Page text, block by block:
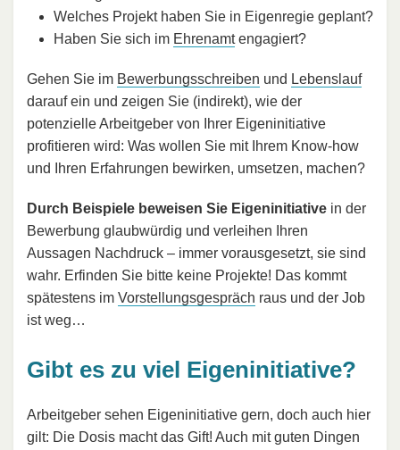
Welches Projekt haben Sie in Eigenregie geplant?
Haben Sie sich im Ehrenamtengagiert?
Gehen Sie im Bewerbungsschreiben und Lebenslauf
darauf ein und zeigen Sie (indirekt), wie der
potenzielle Arbeitgeber von Ihrer Eigeninitiative
profitieren wird: Was wollen Sie mit Ihrem Know-how
und Ihren Erfahrungen bewirken, umsetzen, machen?
Durch Beispiele beweisen Sie Eigeninitiative in der
Bewerbung glaubwürdig und verleihen Ihren
Aussagen Nachdruck – immer vorausgesetzt, sie sind
wahr. Erfinden Sie bitte keine Projekte! Das kommt
spätestens im Vorstellungsgespräch raus und der Job
ist weg…
Gibt es zu viel Eigeninitiative?
Arbeitgeber sehen Eigeninitiative gern, doch auch hier
gilt: Die Dosis macht das Gift! Auch mit guten Dingen